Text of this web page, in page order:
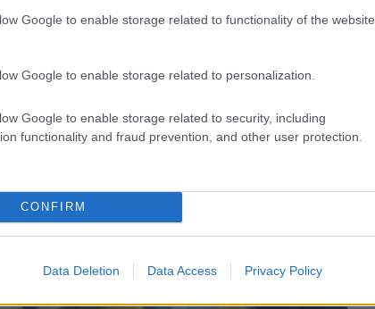
Google to enable storage related to functionality of the website
Google to enable storage related to personalization.
Google to enable storage related to security, including
functionality and fraud prevention, and other user protection.
CONFIRM
Data Deletion Data Access Privacy Policy
VESZÉLY